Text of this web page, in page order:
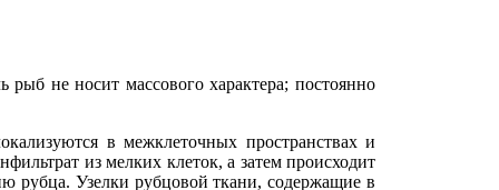
рыб не носит массового характера; постоянно
в межклеточных пространствах и
из мелких клеток, а затем происходит
рубца. Узелки рубцовой ткани, содержащие в